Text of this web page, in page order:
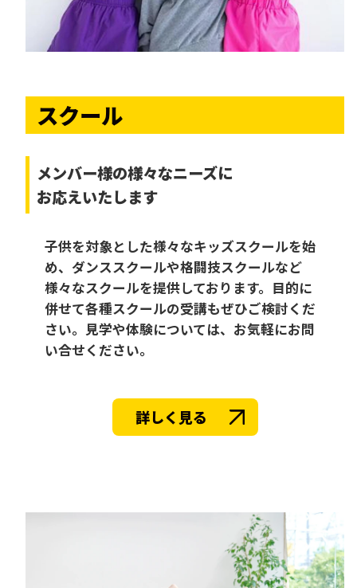
スクール
メンバー様の様々なニーズに
お応えいたします
子供を対象とした様々なキッズスクールを始
め、ダンススクールや格闘技スクールなど
様々なスクールを提供しております。目的に
併せて各種スクールの受講もぜひご検討くだ
さい。見学や体験については、お気軽にお問
い合せください。
詳しく見る